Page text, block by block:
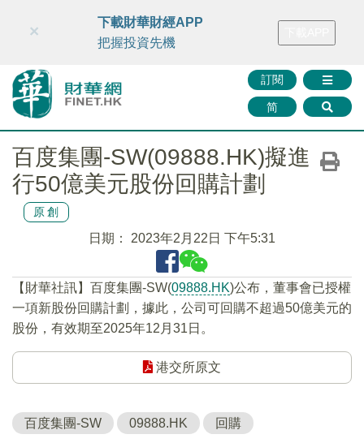
財華智庫網 FINTV FINMETA 財華證券 媒體矩陣
訂閱
简
×
下載財華財經APP
把握投資先機
百度集團-SW(09888.HK)擬進
行50億美元股份回購計劃
原創
日期： 2023年2月22日 下午5:31
【財華社訊】百度集團-SW(09888.HK)公布，董事會已授權
一項新股份回購計劃，據此，公司可回購不超過50億美元的
股份，有效期至2025年12月31日。
港交所原文
百度集團-SW 09888.HK 回購